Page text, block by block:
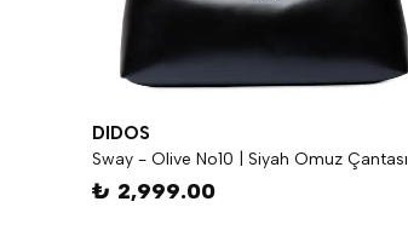
DIDOS
Sway - Olive No10 | Siyah Omuz Çantası
₺ 2,999.00